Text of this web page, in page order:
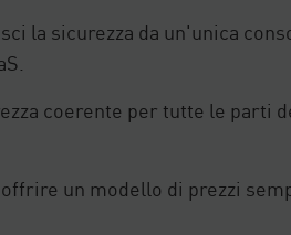
la sicurezza da un'unica
coerente per tutte le parti
un modello di prezzi